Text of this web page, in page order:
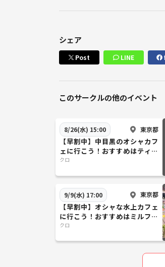
シェア
Post LINE
このサークルの他のイベント
8/26(水) 15:00 東京都
【早割中】中目黒のオシャカフ
ェに行こう！おすすめはティラ
ミス🎀🎀
クロ
9/9(水) 17:00 東京都
【早割中】オシャな水上カフェ
に行こう！おすすめはミルフィ
ーユカシス🎀🎀
クロ